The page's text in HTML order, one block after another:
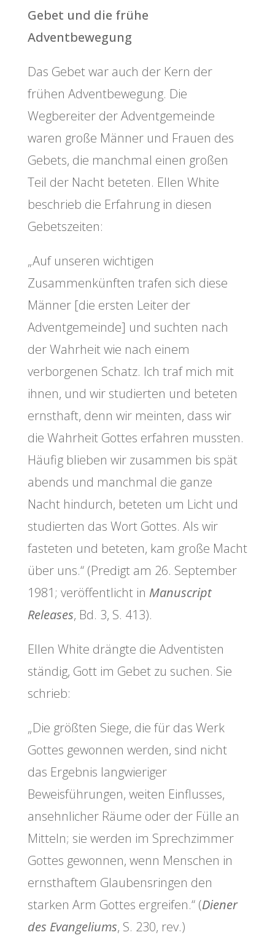
Gebet und die frühe
Adventbewegung
Das Gebet war auch der Kern der
frühen Adventbewegung. Die
Wegbereiter der Adventgemeinde
waren große Männer und Frauen des
Gebets, die manchmal einen großen
Teil der Nacht beteten. Ellen White
beschrieb die Erfahrung in diesen
Gebetszeiten:
„Auf unseren wichtigen
Zusammenkünften trafen sich diese
Männer [die ersten Leiter der
Adventgemeinde] und suchten nach
der Wahrheit wie nach einem
verborgenen Schatz. Ich traf mich mit
ihnen, und wir studierten und beteten
ernsthaft, denn wir meinten, dass wir
die Wahrheit Gottes erfahren mussten.
Häufig blieben wir zusammen bis spät
abends und manchmal die ganze
Nacht hindurch, beteten um Licht und
studierten das Wort Gottes. Als wir
fasteten und beteten, kam große Macht
über uns.“ (Predigt am 26. September
1981; veröffentlicht in Manuscript
Releases, Bd. 3, S. 413).
Ellen White drängte die Adventisten
ständig, Gott im Gebet zu suchen. Sie
schrieb:
„Die größten Siege, die für das Werk
Gottes gewonnen werden, sind nicht
das Ergebnis langwieriger
Beweisführungen, weiten Einflusses,
ansehnlicher Räume oder der Fülle an
Mitteln; sie werden im Sprechzimmer
Gottes gewonnen, wenn Menschen in
ernsthaftem Glaubensringen den
starken Arm Gottes ergreifen.“ (Diener
des Evangeliums, S. 230, rev.)